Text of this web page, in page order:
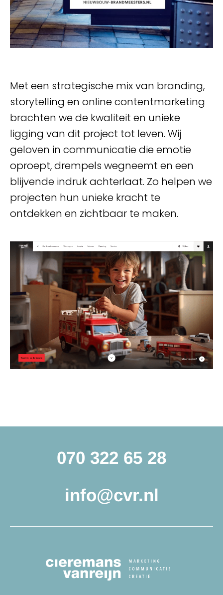
Met een strategische mix van branding,
storytelling en online contentmarketing
brachten we de kwaliteit en unieke
ligging van dit project tot leven. Wij
geloven in communicatie die emotie
oproept, drempels wegneemt en een
blijvende indruk achterlaat. Zo helpen we
projecten hun unieke kracht te
ontdekken en zichtbaar te maken.
070 322 65 28
info@cvr.nl